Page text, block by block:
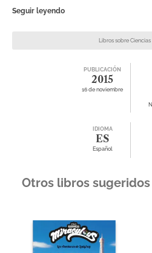
Seguir leyendo
Libros sobre
PUBLICACIÓN
2015
16 de noviembre
IDIOMA
ES
Español
Otros libros sugeridos